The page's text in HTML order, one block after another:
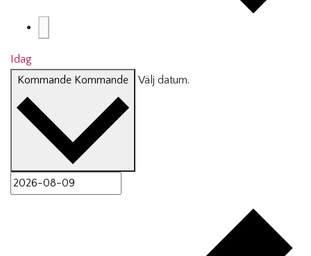
Idag
Kommande Kommande Välj datum.